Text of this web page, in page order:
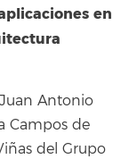
en
Antonio
Campos de
del Grupo